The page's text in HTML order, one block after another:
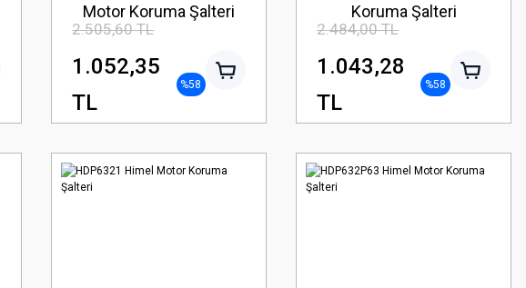
Motor Koruma Şalteri
2.505,60 TL
1.052,35
TL
%58
Koruma Şalteri
2.484,00 TL
1.043,28
TL
%58